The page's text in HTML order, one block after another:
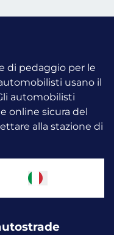
di pedaggio per le
usano il
automobilisti
online sicura del
alla stazione di